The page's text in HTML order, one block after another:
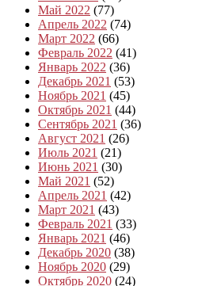
Май 2022 (77)
Апрель 2022 (74)
Март 2022 (66)
Февраль 2022 (41)
Январь 2022 (36)
Декабрь 2021 (53)
Ноябрь 2021 (45)
Октябрь 2021 (44)
Сентябрь 2021 (36)
Август 2021 (26)
Июль 2021 (21)
Июнь 2021 (30)
Май 2021 (52)
Апрель 2021 (42)
Март 2021 (43)
Февраль 2021 (33)
Январь 2021 (46)
Декабрь 2020 (38)
Ноябрь 2020 (29)
Октябрь 2020 (24)